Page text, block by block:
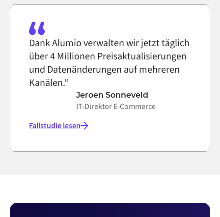
Dank Alumio verwalten wir jetzt täglich
über 4 Millionen Preisaktualisierungen
und Datenänderungen auf mehreren
Kanälen.“
Jeroen Sonneveld
IT-Direktor E-Commerce
Fallstudie lesen